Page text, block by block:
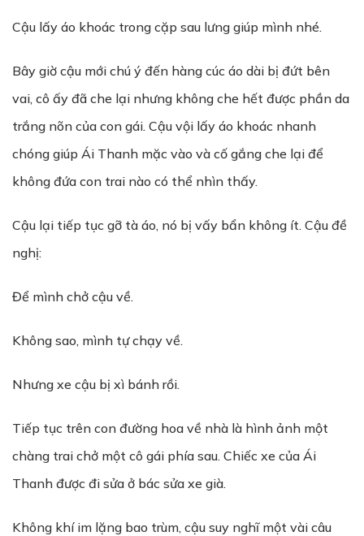
Cậu lấy áo khoác trong cặp sau lưng giúp mình nhé.
Bây giờ cậu mới chú ý đến hàng cúc áo dài bị đứt bên
vai, cô ấy đã che lại nhưng không che hết được phần da
trắng nõn của con gái. Cậu vội lấy áo khoác nhanh
chóng giúp Ái Thanh mặc vào và cố gắng che lại để
không đứa con trai nào có thể nhìn thấy.
Cậu lại tiếp tục gỡ tà áo, nó bị vấy bẩn không ít. Cậu đề
nghị:
Để mình chở cậu về.
Không sao, mình tự chạy về.
Nhưng xe cậu bị xì bánh rồi.
Tiếp tục trên con đường hoa về nhà là hình ảnh một
chàng trai chở một cô gái phía sau. Chiếc xe của Ái
Thanh được đi sửa ở bác sửa xe già.
Không khí im lặng bao trùm, cậu suy nghĩ một vài câu